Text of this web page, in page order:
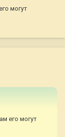
могут
его могут